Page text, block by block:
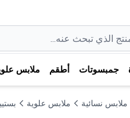
جمبسوتات أطقم ملابس
ملابس نسائية ملابس علوية